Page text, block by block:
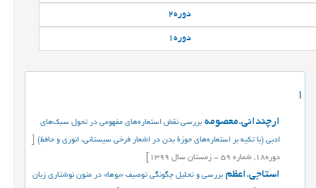
دوره2
دوره1
ارچندانی.معصومهبررسی نقش استعاره‌های مفهومی در تحول سبک‌های
ادبی (با تکیه بر استعاره‌های حوزة بدن در اشعار فرخی سیستانی، انوری و حافظ) [
دوره 18, شماره 59
-زمستان سال
استاجی.اعظمبررسی و تحلیل چگونگی توصیف «بوها» در متون نوشتاری زبان